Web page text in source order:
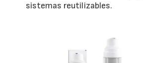
sistemas reutilizables.